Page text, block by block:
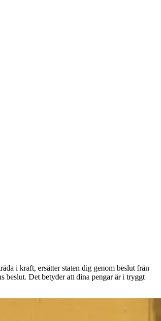
i kraft, ersätter staten dig genom beslut från
beslut. Det betyder att dina pengar är i tryggt